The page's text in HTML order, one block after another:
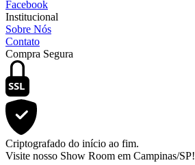
Facebook
Institucional
Sobre Nós
Contato
Compra Segura
SSL
Criptografado do início ao fim.
Visite nosso Show Room em Campinas/SP!